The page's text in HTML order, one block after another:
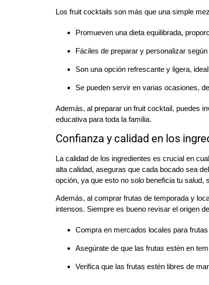
Los fruit cocktails son más que una simple
Promueven una dieta equilibrada,
Fáciles de preparar y personalizar
Son una opción refrescante y ligera,
Se pueden servir en varias ocasiones,
Además, al preparar un fruit cocktail, puedes
educativa para toda la familia.
Confianza y calidad en los
La calidad de los ingredientes es crucial en
alta calidad, aseguras que cada bocado sea
opción, ya que esto no solo beneficia tu salud,
Además, al comprar frutas de temporada y
intensos. Siempre es bueno revisar el origen
Compra en mercados locales para
Asegúrate de que las frutas estén en
Verifica que las frutas estén libres de